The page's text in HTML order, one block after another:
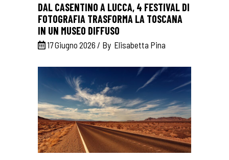
DAL CASENTINO A LUCCA, 4 FESTIVAL DI
FOTOGRAFIA TRASFORMA LA TOSCANA
IN UN MUSEO DIFFUSO
17 Giugno 2026 By Elisabetta Pina